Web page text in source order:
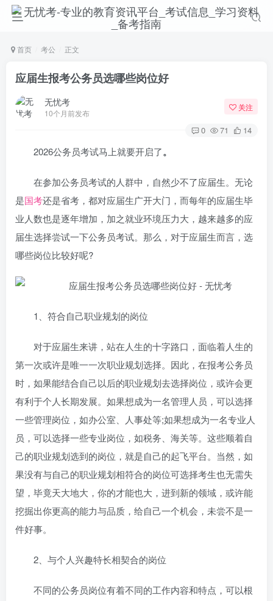
首页 考公 正文
应届生报考公务员选哪些岗位好
无忧考
10个月前发布
关注
0 71 14
2026公务员考试马上就要开启了。
在参加公务员考试的人群中，自然少不了应届生。无论
是国考还是省考，都对应届生广开大门，而每年的应届生毕
业人数也是逐年增加，加之就业环境压力大，越来越多的应
届生选择尝试一下公务员考试。那么，对于应届生而言，选
哪些岗位比较好呢?
1、符合自己职业规划的岗位
对于应届生来讲，站在人生的十字路口，面临着人生的
第一次或许是唯一一次职业规划选择。因此，在报考公务员
时，如果能结合自己以后的职业规划去选择岗位，或许会更
有利于个人长期发展。如果想成为一名管理人员，可以选择
一些管理岗位，如办公室、人事处等;如果想成为一名专业人
员，可以选择一些专业岗位，如税务、海关等。这些顺着自
己的职业规划选到的岗位，就是自己的起飞平台。当然，如
果没有与自己的职业规划相符合的岗位可选择考生也无需失
望，毕竟天大地大，你的才能也大，进到新的领域，或许能
挖掘出你更高的能力与品质，给自己一个机会，未尝不是一
件好事。
2、与个人兴趣特长相契合的岗位
不同的公务员岗位有着不同的工作内容和特点，可以根